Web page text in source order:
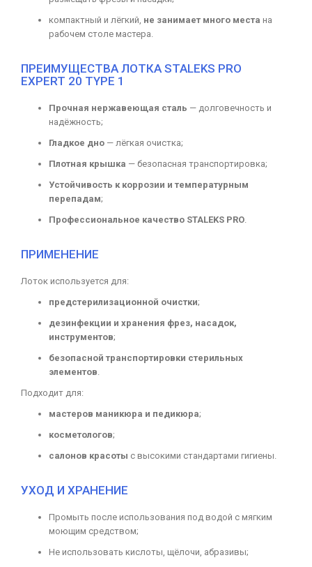
компактный и лёгкий, не занимает много места на
рабочем столе мастера.
ПРЕИМУЩЕСТВА ЛОТКА STALEKS PRO
EXPERT 20 TYPE 1
Прочная нержавеющая сталь — долговечность и
надёжность;
Гладкое дно — лёгкая очистка;
Плотная крышка — безопасная транспортировка;
Устойчивость к коррозии и температурным
перепадам;
Профессиональное качество STALEKS PRO.
ПРИМЕНЕНИЕ
Лоток используется для:
предстерилизационной очистки;
дезинфекции и хранения фрез, насадок,
инструментов;
безопасной транспортировки стерильных
элементов.
Подходит для:
мастеров маникюра и педикюра;
косметологов;
салонов красоты с высокими стандартами гигиены.
УХОД И ХРАНЕНИЕ
Промыть после использования под водой с мягким
моющим средством;
Не использовать кислоты, щёлочи, абразивы;